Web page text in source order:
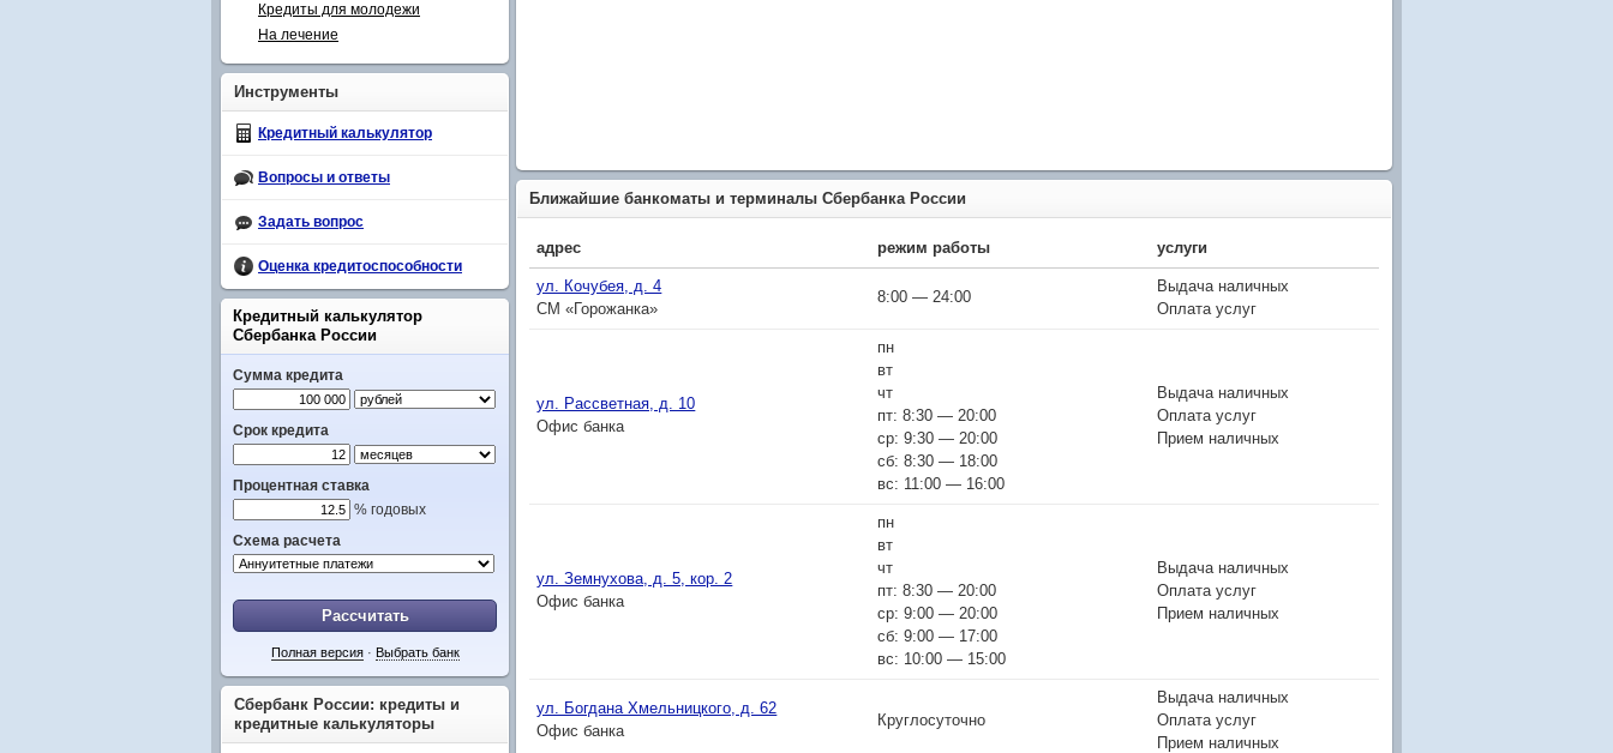
Ближайшие банкоматы и терминалы Сбербанка России
адрес режим работы услуги
ул. Кочубея, д. 4
СМ «Горожанка»
8:00 — 24:00
Выдача наличных
Оплата услуг
ул. Рассветная, д. 10
Офис банка
пн
вт
чт
пт: 8:30 — 20:00
ср: 9:30 — 20:00
сб: 8:30 — 18:00
вс: 11:00 — 16:00
Выдача наличных
Оплата услуг
Прием наличных
ул. Земнухова, д. 5, кор. 2
Офис банка
пн
вт
чт
пт: 8:30 — 20:00
ср: 9:00 — 20:00
сб: 9:00 — 17:00
вс: 10:00 — 15:00
Выдача наличных
Оплата услуг
Прием наличных
ул. Богдана Хмельницкого, д. 62
Офис банка
Круглосуточно
Выдача наличных
Оплата услуг
Прием наличных
Кредиты для молодежи
На лечение
Инструменты
Кредитный калькулятор
Вопросы и ответы
Задать вопрос
Оценка кредитоспособности
Кредитный калькулятор
Сбербанка России
Сумма кредита
Срок кредита
Процентная ставка
% годовых
Схема расчета
Рассчитать
Полная версия· Выбрать банк
Сбербанк России: кредиты и
кредитные калькуляторы